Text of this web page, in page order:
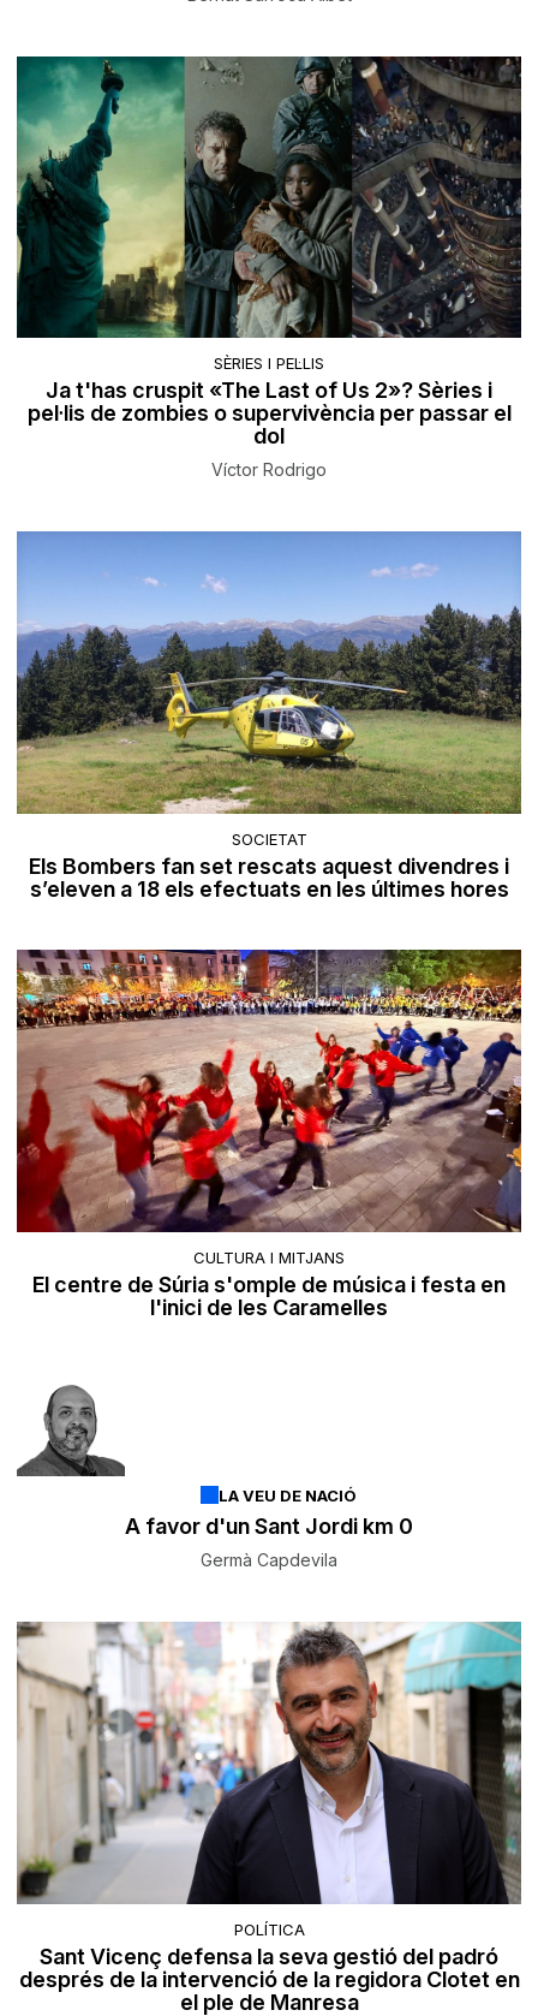
SÈRIES I PEL·LIS
Ja t'has cruspit «The Last of Us 2»? Sèries i
pel·lis de zombies o supervivència per passar el
dol
Víctor Rodrigo
SOCIETAT
Els Bombers fan set rescats aquest divendres i
s’eleven a 18 els efectuats en les últimes hores
CULTURA I MITJANS
El centre de Súria s'omple de música i festa en
l'inici de les Caramelles
LA VEU DE NACIÓ
A favor d'un Sant Jordi km 0
Germà Capdevila
POLÍTICA
Sant Vicenç defensa la seva gestió del padró
després de la intervenció de la regidora Clotet en
el ple de Manresa